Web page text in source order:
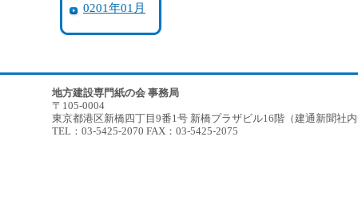
0201年01月
地方建設専門紙の会 事務局
〒105-0004
東京都港区新橋四丁目9番1号 新橋プラザビル16階（建通新聞社
TEL：03-5425-2070 FAX：03-5425-2075